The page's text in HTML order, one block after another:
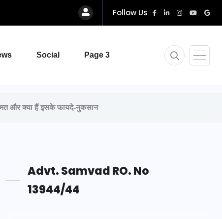
Follow Us
Social Page 3
और क्या हैं इसके फायदे-नुकसान
Advt. Samvad RO. No
13944/44